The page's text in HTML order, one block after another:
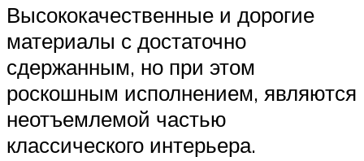
Высококачественные и дорогие
материалы с достаточно
сдержанным, но при этом
роскошным исполнением, являются
неотъемлемой частью
классического интерьера.